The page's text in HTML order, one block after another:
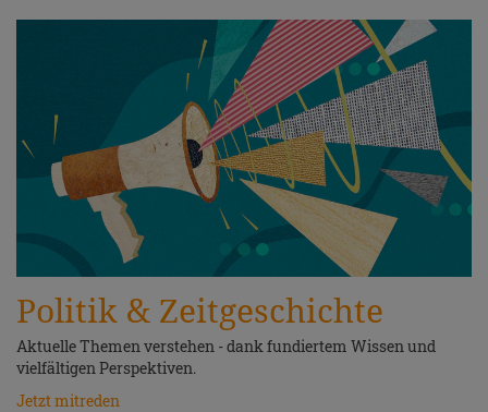
Politik & Zeitgeschichte
Aktuelle Themen verstehen - dank fundiertem Wissen und
vielfältigen Perspektiven.
Jetzt mitreden